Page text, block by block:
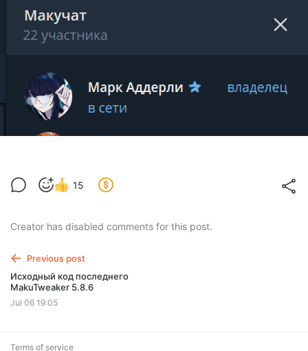
15
Creator has disabled comments for this post.
Previous post
Исходный код последнего
MakuTweaker 5.8.6
Jul 06 19:05
Terms of service